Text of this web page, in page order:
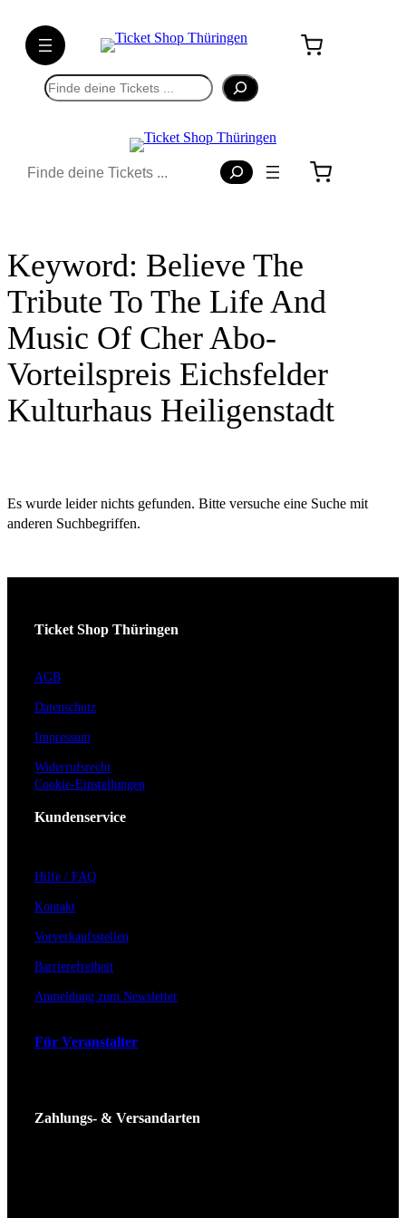
zum
Inhalt
wechselnSuchen
Suchen
Keyword: Believe The
Tribute To The Life And
Music Of Cher Abo-
Vorteilspreis Eichsfelder
Kulturhaus Heiligenstadt
Es wurde leider nichts gefunden. Bitte versuche eine Suche mit
anderen Suchbegriffen.
Ticket Shop Thüringen
AGB
Datenschutz
Impressum
Widerrufsrecht
Cookie-Einstellungen
Kundenservice
Hilfe / FAQ
Kontakt
Vorverkaufsstellen
Barrierefreiheit
Anmeldung zum Newsletter
Für Veranstalter
Zahlungs- & Versandarten